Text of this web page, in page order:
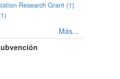
Research Grant (1)
Más...